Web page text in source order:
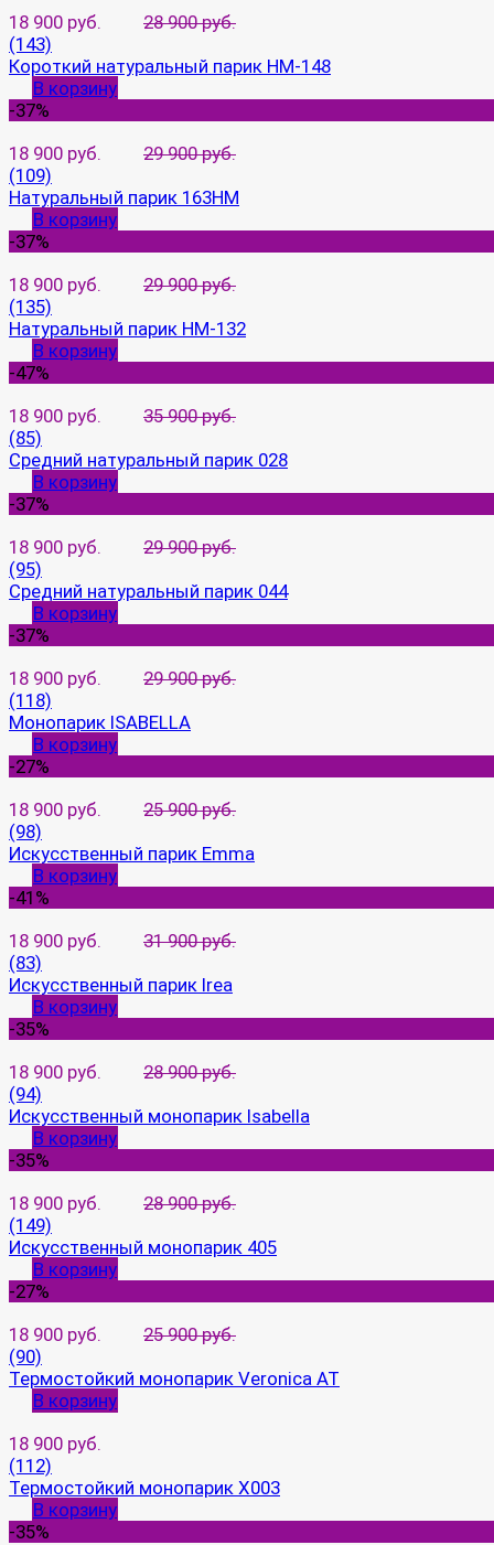
18 900 руб.
28 900 руб.
(143)
Короткий натуральный парик HM-148
В корзину
-37%
18 900 руб.
29 900 руб.
(109)
Натуральный парик 163HM
В корзину
-37%
18 900 руб.
29 900 руб.
(135)
Натуральный парик HM-132
В корзину
-47%
18 900 руб.
35 900 руб.
(85)
Средний натуральный парик 028
В корзину
-37%
18 900 руб.
29 900 руб.
(95)
Средний натуральный парик 044
В корзину
-37%
18 900 руб.
29 900 руб.
(118)
Монопарик ISABELLA
В корзину
-27%
18 900 руб.
25 900 руб.
(98)
Искусственный парик Emma
В корзину
-41%
18 900 руб.
31 900 руб.
(83)
Искусственный парик Irea
В корзину
-35%
18 900 руб.
28 900 руб.
(94)
Искусственный монопарик Isabella
В корзину
-35%
18 900 руб.
28 900 руб.
(149)
Искусственный монопарик 405
В корзину
-27%
18 900 руб.
25 900 руб.
(90)
Термостойкий монопарик Veronica AT
В корзину
18 900 руб.
(112)
Термостойкий монопарик X003
В корзину
-35%